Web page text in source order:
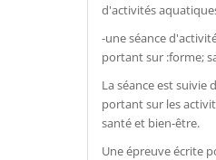
d'activités
-une séance
portant sur :forme;
La séance est suivie
portant sur les
santé et bien-être.
Une épreuve écrite